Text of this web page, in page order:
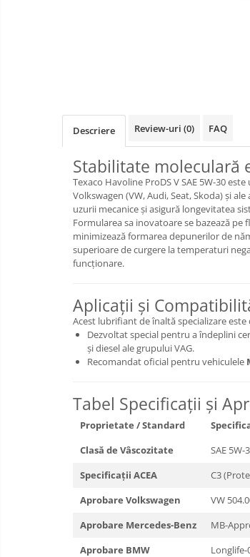
Descriere Review-uri (0) FAQ
Stabilitate moleculară
Texaco Havoline ProDS V SAE 5W-30
Volkswagen (VW, Audi, Seat, Skoda) și
uzurii mecanice și asigură longevitatea
Formularea sa inovatoare se bazează
minimizează formarea depunerilor de
superioare de curgere la temperaturi
funcționare.
Aplicații și
Acest lubrifiant de înaltă specializare
Dezvoltat special pentru a îndeplini
și diesel ale grupului VAG.
Recomandat oficial pentru vehiculele
Tabel Specificații și
Proprietate / Standard
Clasă de Vâscozitate
SAE 5W-
Specificații ACEA
C3
Aprobare Volkswagen
VW
Aprobare Mercedes-Benz
MB-
Aprobare BMW
Longlife-